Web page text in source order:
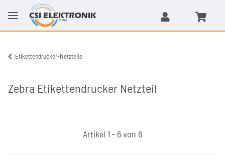
Etikettendrucker-Netzteile
Zebra Etikettendrucker Netzteil
Artikel 1 - 6 von 6